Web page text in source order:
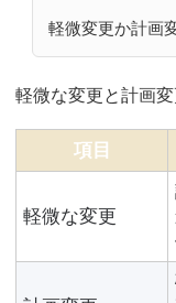
軽微変更か計画
軽微な変更と計画
項目
軽微な変更